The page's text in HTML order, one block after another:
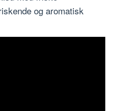
og aromatisk